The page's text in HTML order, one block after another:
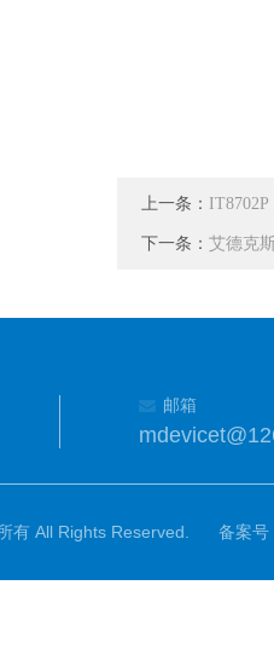
上一条：
下一条： 艾德克
邮箱
有 All Rights Reserved. 备案号